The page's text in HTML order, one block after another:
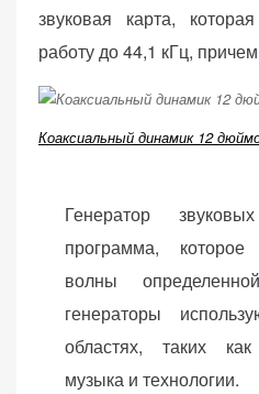
звуковая карта,
работу до 44,1 кГц, причем
Коаксиальный динамик 12
Генератор
программа,
волны
генераторы
областях, таких
музыка и технологии.
просмотра
персонализированного
предложений.